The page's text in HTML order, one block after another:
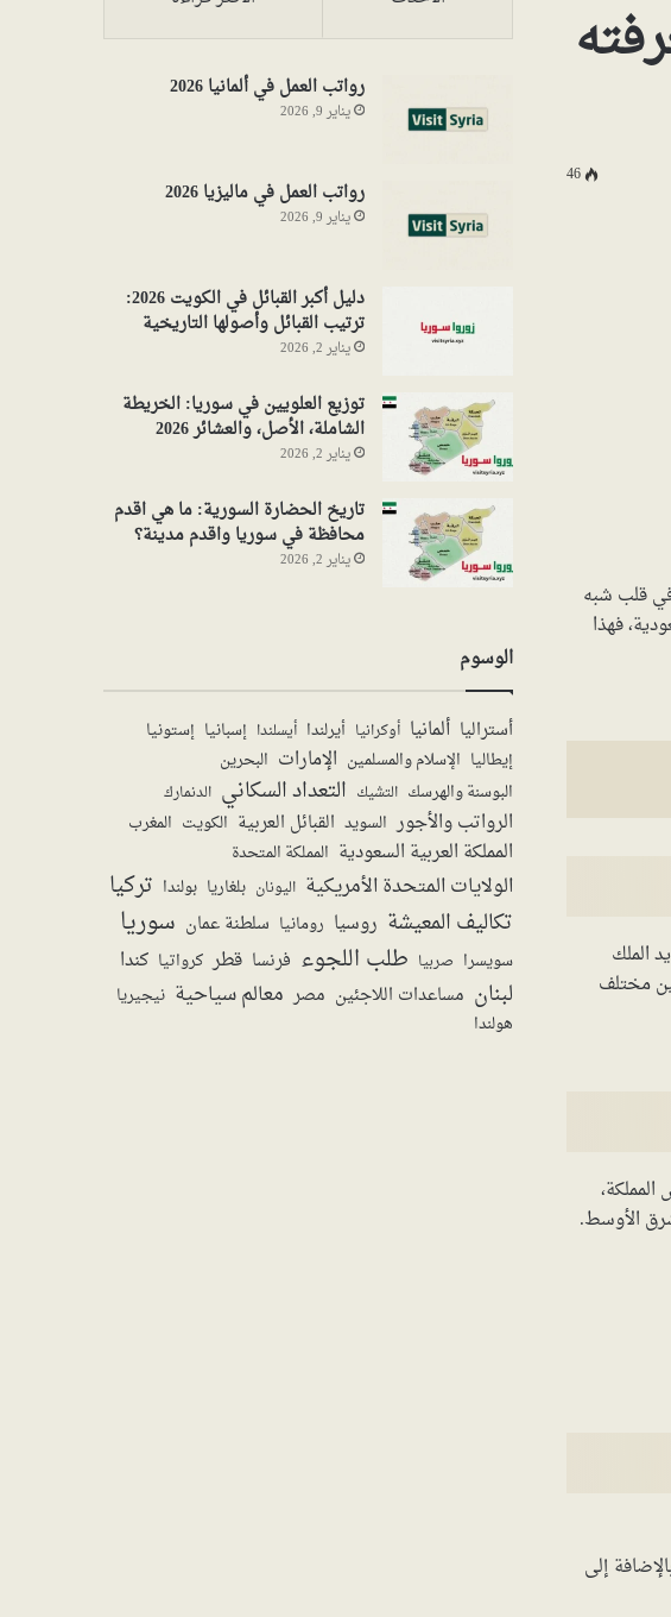
46
في قلب شبه
فهذا
المملكة على يد الملك
مختلف
الأوسط.
إلى
رواتب العمل في ألمانيا 2026
يناير 9, 2026
رواتب العمل في ماليزيا 2026
يناير 9, 2026
دليل أكبر القبائل في الكويت 2026:
ترتيب القبائل وأصولها التاريخية
يناير 2, 2026
توزيع العلويين في سوريا: الخريطة
الشاملة، الأصل، والعشائر 2026
يناير 2, 2026
تاريخ الحضارة السورية: ما هي اقدم
محافظة في سوريا واقدم مدينة؟
يناير 2, 2026
الوسوم
أستراليا ألمانيا أوكرانيا أيرلندا أيسلندا إسبانيا إستونيا
إيطاليا الإسلام والمسلمين الإمارات البحرين
البوسنة والهرسك التشيك التعداد السكاني الدنمارك
الرواتب والأجور السويد القبائل العربية الكويت المغرب
المملكة العربية السعودية المملكة المتحدة
الولايات المتحدة الأمريكية اليونان بلغاريا بولندا تركيا
تكاليف المعيشة روسيا رومانيا سلطنة عمان سوريا
سويسرا صربيا طلب اللجوء فرنسا قطر كرواتيا كندا
لبنان مساعدات اللاجئين مصر معالم سياحية نيجيريا
هولندا